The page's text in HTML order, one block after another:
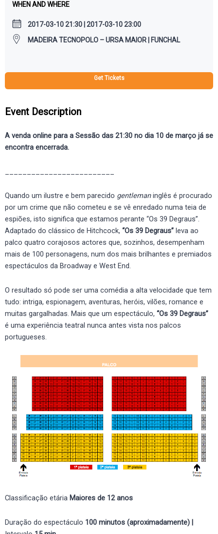
WHEN AND WHERE
2017-03-10 21:30 | 2017-03-10 23:00
MADEIRA TECNOPOLO – URSA MAIOR | FUNCHAL
Get Tickets
Event Description
A venda online para a Sessão das 21:30 no dia 10 de março já se
encontra encerrada.
Quando um ilustre e bem parecido gentlemaninglês é procurado
por um crime que não cometeu e se vê enredado numa teia de
espiões, isto significa que estamos perante “Os 39 Degraus”.
Adaptado do clássico de Hitchcock, “Os 39 Degraus” leva ao
palco quatro corajosos actores que, sozinhos, desempenham
mais de 100 personagens, num dos mais brilhantes e premiados
espectáculos da Broadway e West End.
O resultado só pode ser uma comédia a alta velocidade que tem
tudo: intriga, espionagem, aventuras, heróis, vilões, romance e
muitas gargalhadas. Mais que um espectáculo, “Os 39 Degraus”
é uma experiência teatral nunca antes vista nos palcos
portugueses.
Classificação etária Maiores de 12 anos
Duração do espectáculo 100 minutos (aproximadamente) |